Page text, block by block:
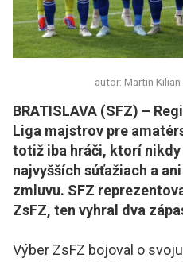
autor: Martin
BRATISLAVA (SFZ) –
Liga majstrov pre
totiž iba hráči, ktorí
najvyšších súťažiach a
zmluvu. SFZ
ZsFZ, ten vyhral dva
Výber ZsFZ bojoval o